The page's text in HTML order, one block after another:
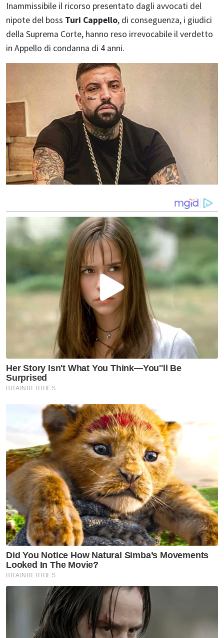
Inammissibile il ricorso presentato dagli avvocati del
nipote del boss Turi Cappello, di conseguenza, i giudici
della Suprema Corte, hanno reso irrevocabile il verdetto
in Appello di condanna di 4 anni.